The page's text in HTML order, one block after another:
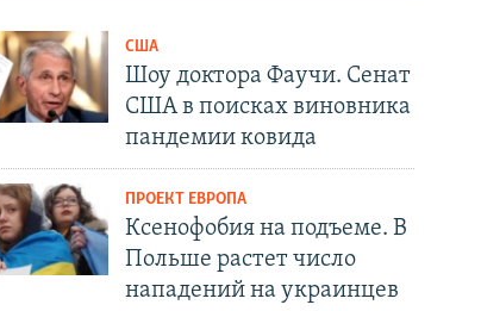
США
Шоу доктора Фаучи. Сенат
США в поисках виновника
пандемии ковида
ПРОЕКТ ЕВРОПА
Ксенофобия на подъеме. В
Польше растет число
нападений на украинцев